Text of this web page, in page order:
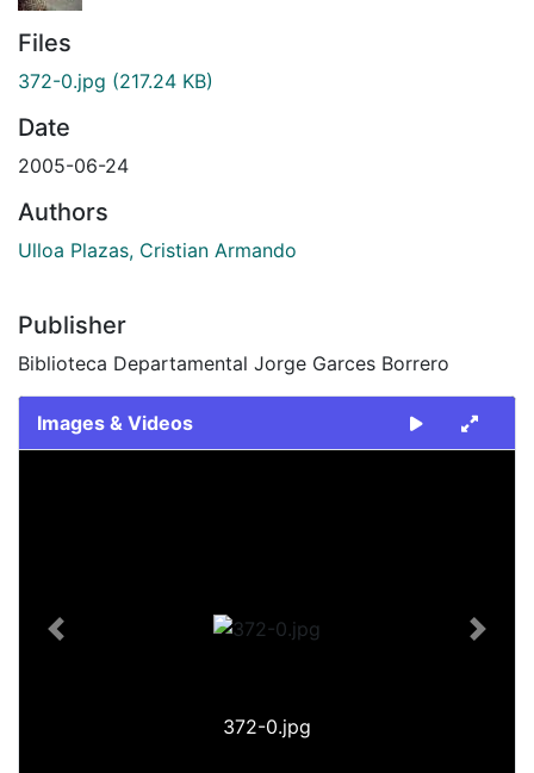
Files
372-0.jpg (217.24 KB)
Date
2005-06-24
Authors
Ulloa Plazas, Cristian Armando
Publisher
Biblioteca Departamental Jorge Garces Borrero
Images & Videos
372-0.jpg
Previous Next